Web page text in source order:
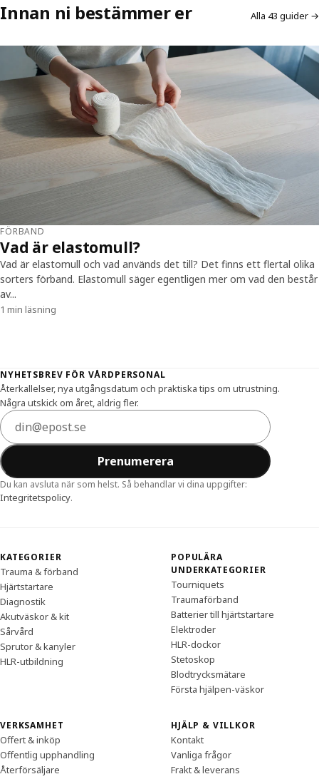
Innan ni bestämmer er Alla 43 guider →
FÖRBAND
Vad är elastomull?
Vad är elastomull och vad används det till? Det finns ett flertal olika
sorters förband. Elastomull säger egentligen mer om vad den består
av...
1 min läsning
Sidfot
NYHETSBREV FÖR VÅRDPERSONAL
Återkallelser, nya utgångsdatum och praktiska tips om utrustning.
Några utskick om året, aldrig fler.
E-postadress
Prenumerera
Du kan avsluta när som helst. Så behandlar vi dina uppgifter:
Integritetspolicy.
KATEGORIER
Trauma & förband
Hjärtstartare
Diagnostik
Akutväskor & kit
Sårvård
Sprutor & kanyler
HLR-utbildning
POPULÄRA
UNDERKATEGORIER
Tourniquets
Traumaförband
Batterier till hjärtstartare
Elektroder
HLR-dockor
Stetoskop
Blodtrycksmätare
Första hjälpen-väskor
VERKSAMHET
Offert & inköp
Offentlig upphandling
Återförsäljare
HJÄLP & VILLKOR
Kontakt
Vanliga frågor
Frakt & leverans